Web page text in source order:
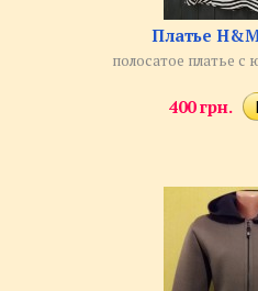
Платье
полосатое платье с
400 грн.